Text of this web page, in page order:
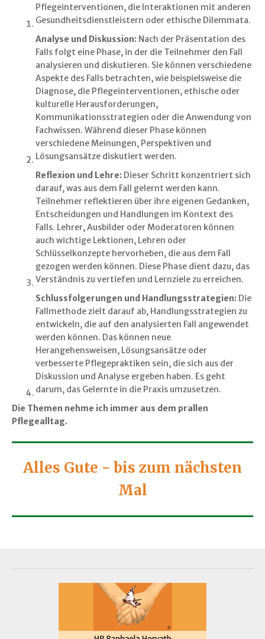
Pflegeinterventionen, die Interaktionen mit anderen
Gesundheitsdienstleistern oder ethische Dilemmata.
Analyse und Diskussion: Nach der Präsentation des
Falls folgt eine Phase, in der die Teilnehmer den Fall
analysieren und diskutieren. Sie können verschiedene
Aspekte des Falls betrachten, wie beispielsweise die
Diagnose, die Pflegeinterventionen, ethische oder
kulturelle Herausforderungen,
Kommunikationsstrategien oder die Anwendung von
Fachwissen. Während dieser Phase können
verschiedene Meinungen, Perspektiven und
Lösungsansätze diskutiert werden.
Reflexion und Lehre: Dieser Schritt konzentriert sich
darauf, was aus dem Fall gelernt werden kann.
Teilnehmer reflektieren über ihre eigenen Gedanken,
Entscheidungen und Handlungen im Kontext des
Falls. Lehrer, Ausbilder oder Moderatoren können
auch wichtige Lektionen, Lehren oder
Schlüsselkonzepte hervorheben, die aus dem Fall
gezogen werden können. Diese Phase dient dazu, das
Verständnis zu vertiefen und Lernziele zu erreichen.
Schlussfolgerungen und Handlungsstrategien: Die
Fallmethode zielt darauf ab, Handlungsstrategien zu
entwickeln, die auf den analysierten Fall angewendet
werden können. Das können neue
Herangehensweisen, Lösungsansätze oder
verbesserte Pflegepraktiken sein, die sich aus der
Diskussion und Analyse ergeben haben. Es geht
darum, das Gelernte in die Praxis umzusetzen.
Die Themen nehme ich immer aus dem prallen
Pflegealltag.
Alles Gute - bis zum nächsten
Mal